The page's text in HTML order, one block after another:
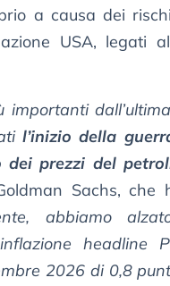
a causa dei
USA, legati
importanti
l’inizio della
dei prezzi del
Sachs, che
abbiamo
headline
2026 di 0,8